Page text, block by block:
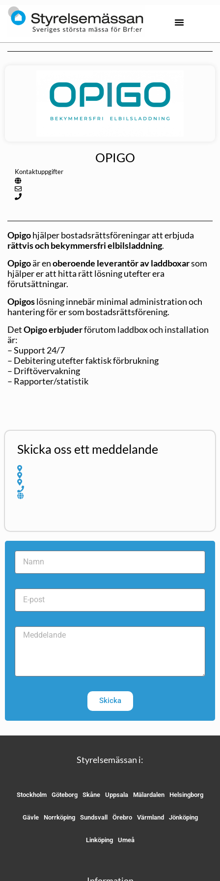
OPIGO
Kontaktuppgifter
Opigohjälper bostadsrättsföreningar att erbjuda
rättvis och bekymmersfri elbilsladdning.
Opigoär enoberoende leverantör av laddboxarsom
hjälper er att hitta rätt lösning utefter era
förutsättningar.
Opigoslösning innebär minimal administration och
hantering för er som bostadsrättsförening.
DetOpigo erbjuderförutom laddbox och installation
är:
– Support 24/7
– Debitering utefter faktisk förbrukning
– Driftövervakning
– Rapporter/statistik
Skicka oss ett meddelande
Skicka
Styrelsemässan i:
Stockholm Göteborg Skåne Uppsala Mälardalen Helsingborg
Gävle Norrköping Sundsvall Örebro Värmland Jönköping
Linköping Umeå